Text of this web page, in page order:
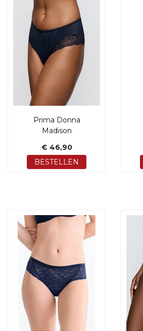
Prima Donna
Madison
€ 46,90
BESTELLEN